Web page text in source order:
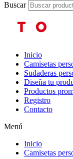
Buscar
Inicio
Camisetas
Sudaderas
Diseña tu
Productos
Registro
Contacto
Menú
Inicio
Camisetas